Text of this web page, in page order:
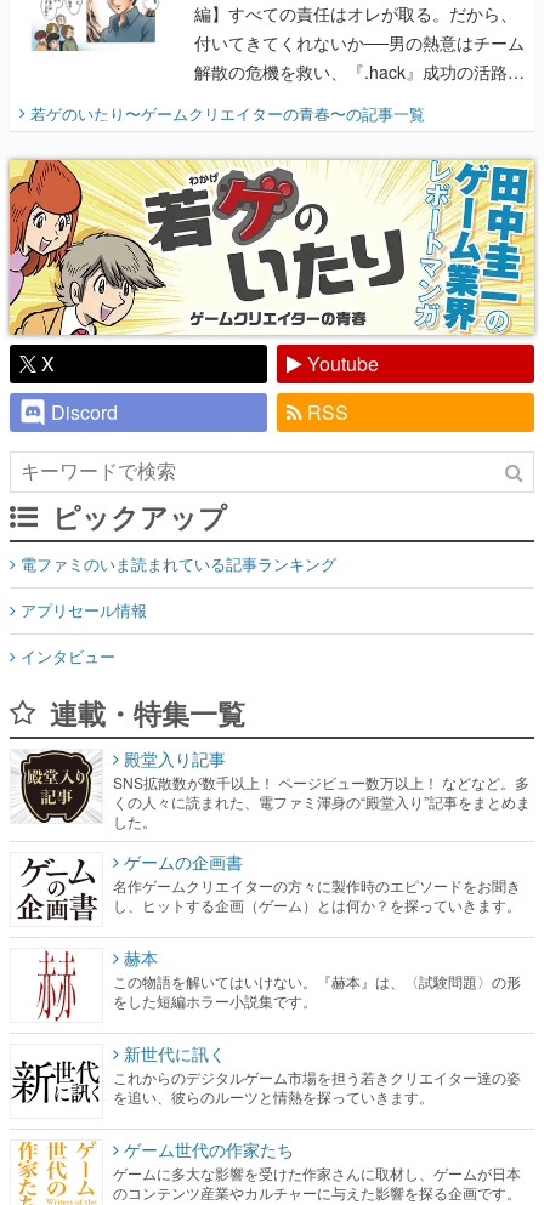
編】すべての責任はオレが取る。だから、
付いてきてくれないか──男の熱意はチーム
解散の危機を救い、『.hack』成功の活路を
開く。業界の快男児・松山 洋に流れる血は
『少年ジャンプ』色だった【若ゲのいた
り】
若ゲのいたり〜ゲームクリエイターの青春〜の記事一覧
X
Youtube
Discord
RSS
ピックアップ
電ファミのいま読まれている記事ランキング
アプリセール情報
インタビュー
連載・特集一覧
殿堂入り記事
SNS拡散数が数千以上！ ページビュー数万以上！ などなど。多
くの人々に読まれた、電ファミ渾身の“殿堂入り”記事をまとめま
した。
ゲームの企画書
名作ゲームクリエイターの方々に製作時のエピソードをお聞き
し、ヒットする企画（ゲーム）とは何か？を探っていきます。
赫本
この物語を解いてはいけない。『赫本』は、〈試験問題〉の形
をした短編ホラー小説集です。
新世代に訊く
これからのデジタルゲーム市場を担う若きクリエイター達の姿
を追い、彼らのルーツと情熱を探っていきます。
ゲーム世代の作家たち
ゲームに多大な影響を受けた作家さんに取材し、ゲームが日本
のコンテンツ産業やカルチャーに与えた影響を探る企画です。